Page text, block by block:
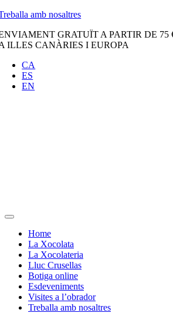
Skip
content
amb nosaltres
GRATUÏT A PARTIR DE 75
ILLES CANÀRIES I EUROPA
CA
ES
EN
Toggle
NavigationHome
La Xocolata
La Xocolateria
Lluc Crusellas
Botiga online
Esdeveniments
Visites a l’obrador
Treballa amb nosaltres